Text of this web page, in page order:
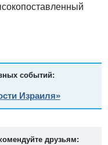
событий:
Израиля»
друзьям: